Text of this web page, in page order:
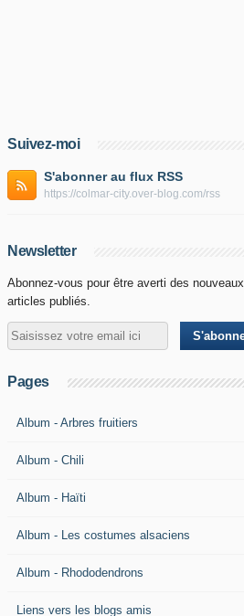
Suivez-moi
S'abonner au flux RSS
https://colmar-city.over-blog.com/rss
Newsletter
Abonnez-vous pour être averti des nouveaux
articles publiés.
Pages
Album - Arbres fruitiers
Album - Chili
Album - Haïti
Album - Les costumes alsaciens
Album - Rhododendrons
Liens vers les blogs amis